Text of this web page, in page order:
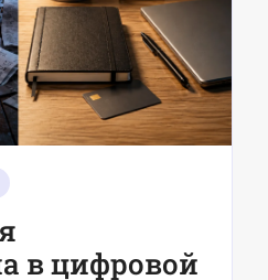
в цифровой